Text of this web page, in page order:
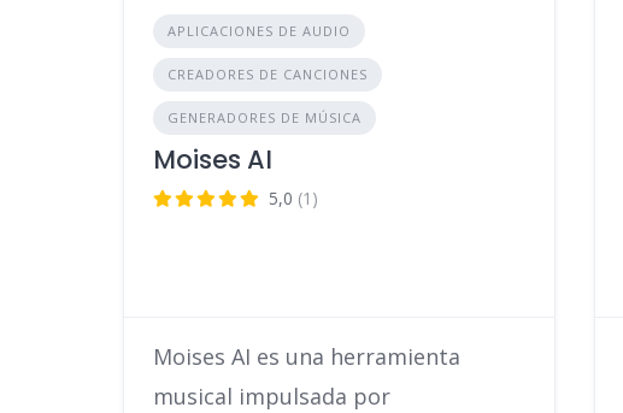
APLICACIONES DE AUDIO
CREADORES DE CANCIONES
GENERADORES DE MÚSICA
Moises AI
5,0 (1)
Moises AI es una herramienta
musical impulsada por